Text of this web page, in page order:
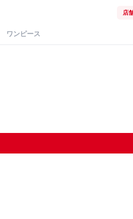
店
ワンピース